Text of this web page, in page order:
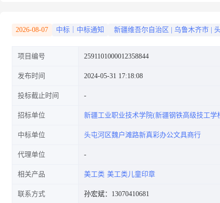
2026-08-07 中标｜中标通知 新疆维吾尔自治区 乌鲁木齐市
项目编号 2591101000012358844
发布时间 2024-05-31 17:18:08
投标截止时间
招标单位 新疆工业职业技术学院(新疆钢铁高级技工学
中标单位 头屯河区魏户滩路新真彩办公文具商行
代理单位
相关产品 美工类 美工类儿童印章
联系方式 孙宏斌：13070410681